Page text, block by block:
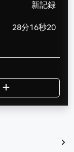
新記録
28分16秒20